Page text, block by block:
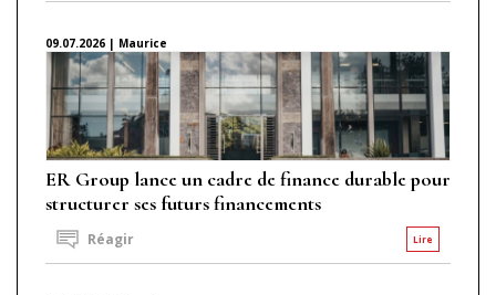
09.07.2026 | Maurice
ER Group lance un cadre de finance durable pour
structurer ses futurs financements
Lire
Réagir